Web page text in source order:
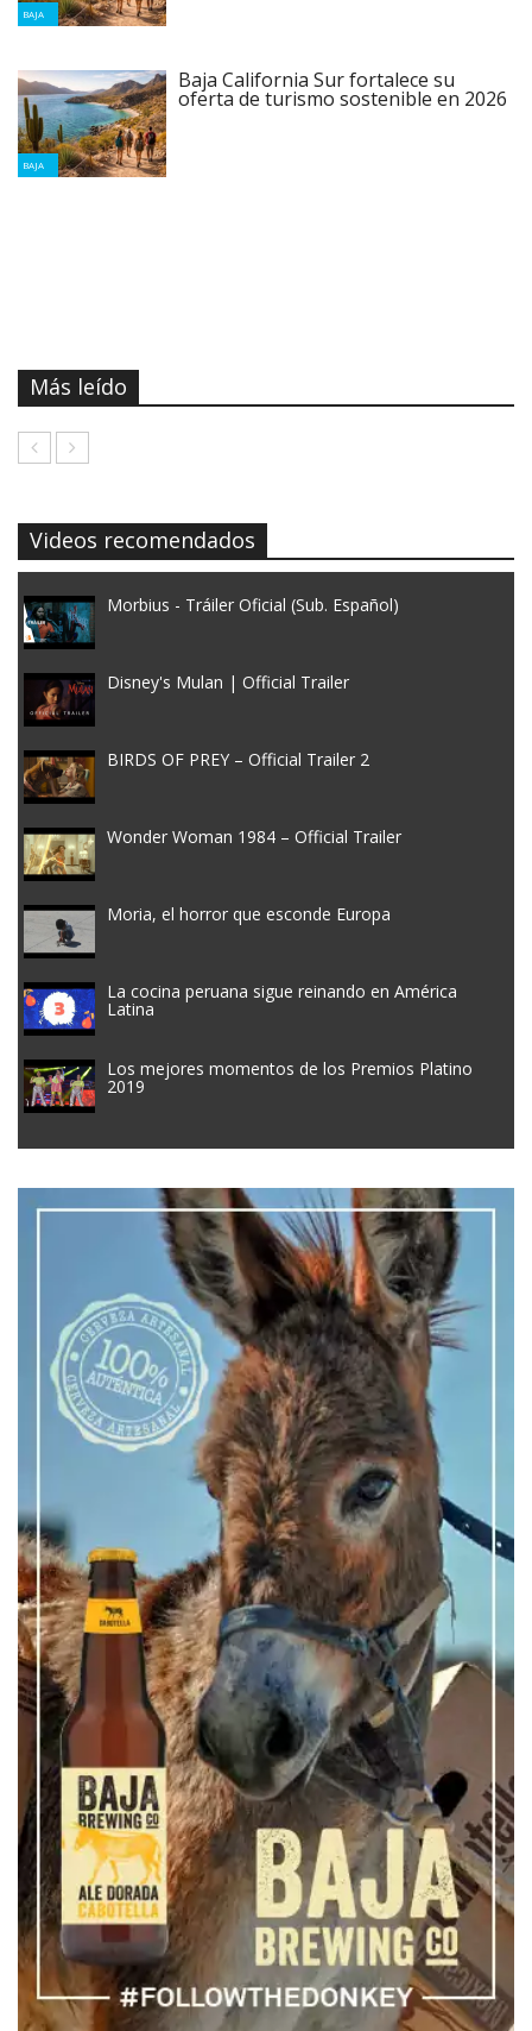
BAJA
BAJA
Baja California Sur fortalece su
oferta de turismo sostenible en 2026
Más leído
Videos recomendados
Morbius - Tráiler Oficial (Sub. Español)
Disney's Mulan | Official Trailer
BIRDS OF PREY – Official Trailer 2
Wonder Woman 1984 – Official Trailer
Moria, el horror que esconde Europa
La cocina peruana sigue reinando en América
Latina
Los mejores momentos de los Premios Platino
2019